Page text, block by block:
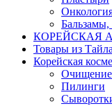
Бальзамы,
КОРЕЙСКАЯ
Товары из
Корейская
Пилинги